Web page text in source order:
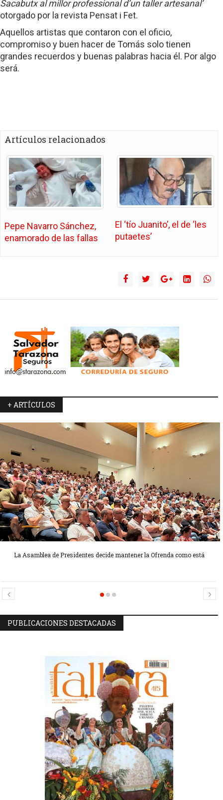
Sacabutx al millor professional d’un taller artesanal’
otorgado por la revista Pensat i Fet.
Aquellos artistas que contaron con el oficio,
compromiso y buen hacer de Tomás solo tienen
grandes recuerdos y buenas palabras hacia él. Por algo
será.
Artículos relacionados
Pepe Navarro Sánchez,
enamorado de las fallas
El ‘tío Juanito’, el de ‘les
putaetes’
+ ARTÍCULOS
La Asamblea de Presidentes decide mantener la Ofrenda como está
Candidatas Preseleccionadas por el sector Olivereta
Candidatas Preseleccionadas por el sector Sector La Seu-La Xerea-El
PUBLICACIONES DESTACADAS